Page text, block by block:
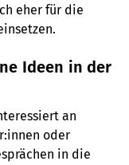
eher für die
Ideen in der
an
oder
in die